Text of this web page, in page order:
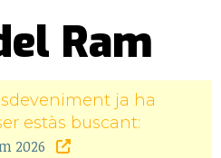
Ram
ja ha
estàs buscant:
2026